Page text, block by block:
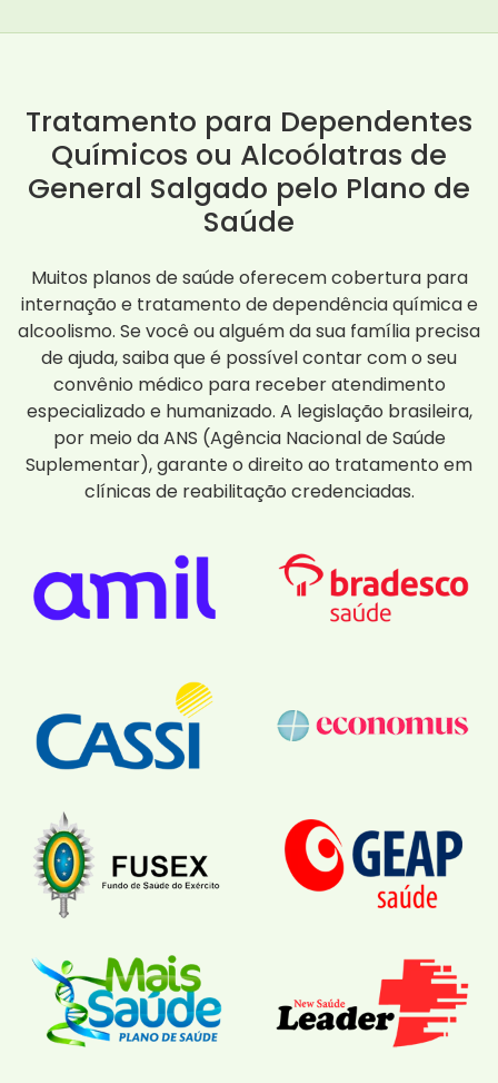
Tratamento para Dependentes
Químicos ou Alcoólatras de
General Salgado pelo Plano de
Saúde
Muitos planos de saúde oferecem cobertura para
internação e tratamento de dependência química e
alcoolismo. Se você ou alguém da sua família precisa
de ajuda, saiba que é possível contar com o seu
convênio médico para receber atendimento
especializado e humanizado. A legislação brasileira,
por meio da ANS (Agência Nacional de Saúde
Suplementar), garante o direito ao tratamento em
clínicas de reabilitação credenciadas.